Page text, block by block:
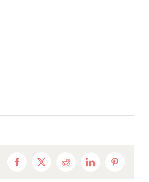
Facebook
X RedditLinkedInPinterest